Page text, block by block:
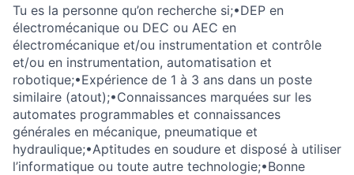
Tu es la personne qu’on recherche si;•DEP en
électromécanique ou DEC ou AEC en
électromécanique et/ou instrumentation et contrôle
et/ou en instrumentation, automatisation et
robotique;•Expérience de 1 à 3 ans dans un poste
similaire (atout);•Connaissances marquées sur les
automates programmables et connaissances
générales en mécanique, pneumatique et
hydraulique;•Aptitudes en soudure et disposé à utiliser
l’informatique ou toute autre technologie;•Bonne